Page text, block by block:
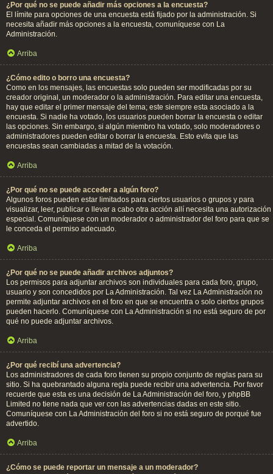
¿Por qué no se puede añadir más opciones a la encuesta?
El límite para opciones de una encuesta está fijado por la administración. Si
necesita añadir más opciones a la encuesta, comuníquese con La
Administración.
Arriba
¿Cómo edito o borro una encuesta?
Como en los mensajes, las encuestas solo pueden ser modificadas por su
creador original, un moderador o la administración. Para editar una encuesta,
hay que editar el primer mensaje del tema; este siempre esta asociado a la
encuesta. Si nadie ha votado, los usuarios pueden borrar la encuesta o editar
las opciones. Sin embargo, si algún miembro ha votado, solo moderadores o
administradores pueden editar o borrar la encuesta. Esto evita que las
encuestas sean cambiadas a mitad de la votación.
Arriba
¿Por qué no se puede acceder a algún foro?
Algunos foros pueden estar limitados para ciertos usuarios o grupos y para
visualizar, leer, publicar o llevar a cabo otra acción allí necesita una autorización
especial. Comuníquese con un moderador o administrador del foro para que se
le conceda el permiso adecuado.
Arriba
¿Por qué no se puede añadir archivos adjuntos?
Los permisos para adjuntar archivos son individuales para cada foro, grupo,
usuario y son concedidos por La Administración. Tal vez La Administración no
permite adjuntar archivos en el foro en que se encuentra o solo ciertos grupos
pueden hacerlo. Comuníquese con La Administración si no está seguro de por
qué no puede adjuntar archivos.
Arriba
¿Por qué recibí una advertencia?
Los administradores de cada foro tienen su propio conjunto de reglas para su
sitio. Si ha quebrantado alguna regla puede recibir una advertencia. Por favor
recuerde que esta es una decisión de La Administración del foro, y phpBB
Limited no tiene nada que ver con las advertencias dadas en este sitio.
Comuníquese con La Administración del foro si no está seguro de porqué fue
advertido.
Arriba
¿Cómo se puede reportar un mensaje a un moderador?